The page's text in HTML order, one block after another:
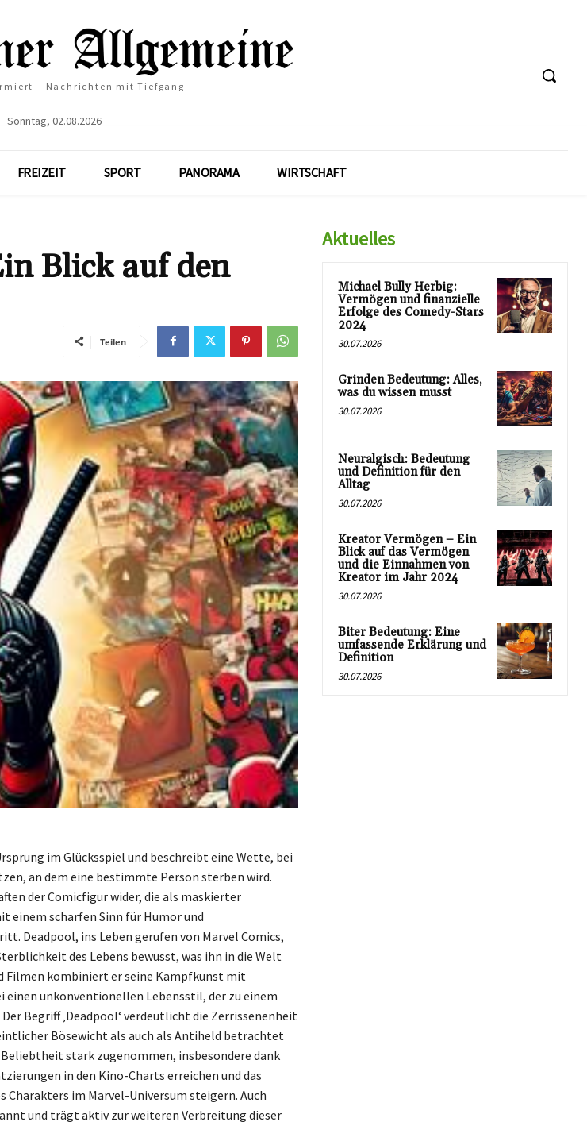
– Nachrichten mit Tiefgang
Sonntag, 02.08.2026
FREIZEIT SPORT PANORAMA WIRTSCHAFT
Blick auf den
Teilen
im Glücksspiel und beschreibt eine Wette, bei
an dem eine bestimmte Person sterben wird.
der Comicfigur wider, die als maskierter
einem scharfen Sinn für Humor und
Deadpool, ins Leben gerufen von Marvel Comics,
des Lebens bewusst, was ihn in die Welt
Filmen kombiniert er seine Kampfkunst mit
einen unkonventionellen Lebensstil, der zu einem
Begriff ‚Deadpool‘ verdeutlicht die Zerrissenenheit
Bösewicht als auch als Antiheld betrachtet
stark zugenommen, insbesondere dank
in den Kino-Charts erreichen und das
Charakters im Marvel-Universum steigern. Auch
und trägt aktiv zur weiteren Verbreitung dieser
Aktuelles
Michael Bully Herbig:
Vermögen und finanzielle
Erfolge des Comedy-Stars
2024
30.07.2026
Grinden Bedeutung: Alles,
was du wissen musst
30.07.2026
Neuralgisch: Bedeutung
und Definition für den
Alltag
30.07.2026
Kreator Vermögen – Ein
Blick auf das Vermögen
und die Einnahmen von
Kreator im Jahr 2024
30.07.2026
Biter Bedeutung: Eine
umfassende Erklärung und
Definition
30.07.2026